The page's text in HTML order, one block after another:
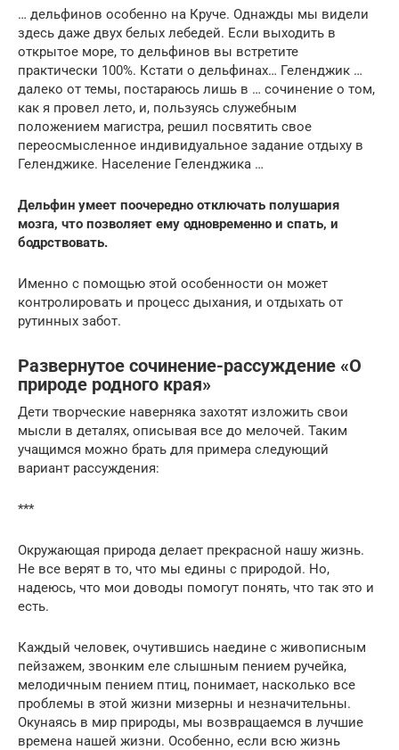
… дельфинов особенно на Круче. Однажды мы видели
здесь даже двух белых лебедей. Если выходить в
открытое море, то дельфинов вы встретите
практически 100%. Кстати о дельфинах… Геленджик …
далеко от темы, постараюсь лишь в … сочинение о том,
как я провел лето, и, пользуясь служебным
положением магистра, решил посвятить свое
переосмысленное индивидуальное задание отдыху в
Геленджике. Население Геленджика …
Дельфин умеет поочередно отключать полушария
мозга, что позволяет ему одновременно и спать, и
бодрствовать.
Именно с помощью этой особенности он может
контролировать и процесс дыхания, и отдыхать от
рутинных забот.
Развернутое сочинение-рассуждение «О
природе родного края»
Дети творческие наверняка захотят изложить свои
мысли в деталях, описывая все до мелочей. Таким
учащимся можно брать для примера следующий
вариант рассуждения:
***
Окружающая природа делает прекрасной нашу жизнь.
Не все верят в то, что мы едины с природой. Но,
надеюсь, что мои доводы помогут понять, что так это и
есть.
Каждый человек, очутившись наедине с живописным
пейзажем, звонким еле слышным пением ручейка,
мелодичным пением птиц, понимает, насколько все
проблемы в этой жизни мизерны и незначительны.
Окунаясь в мир природы, мы возвращаемся в лучшие
времена нашей жизни. Особенно, если всю жизнь